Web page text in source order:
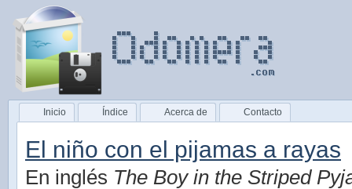
Inicio Índice Acerca de Contacto
El niño con el pijamas a rayas
En inglés The Boy in the Striped